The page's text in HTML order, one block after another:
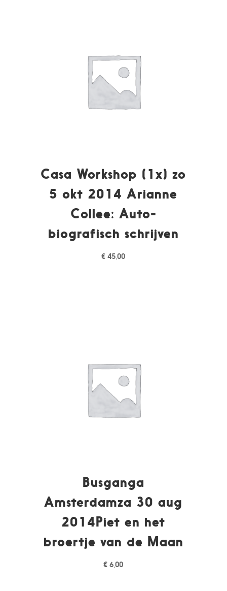
Casa Workshop (1x) zo
5 okt 2014 Arianne
Collee: Auto-
biografisch schrijven
€ 45,00
Busganga
Amsterdamza 30 aug
2014Piet en het
broertje van de Maan
€ 6,00